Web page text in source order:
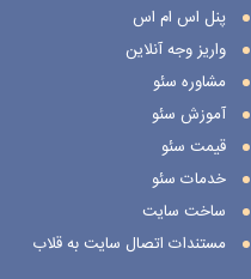
پنل اس ام اس
واریز وجه آنلاین
مشاوره سئو
آموزش سئو
قیمت سئو
خدمات سئو
ساخت سایت
مستندات اتصال سایت به قلاب